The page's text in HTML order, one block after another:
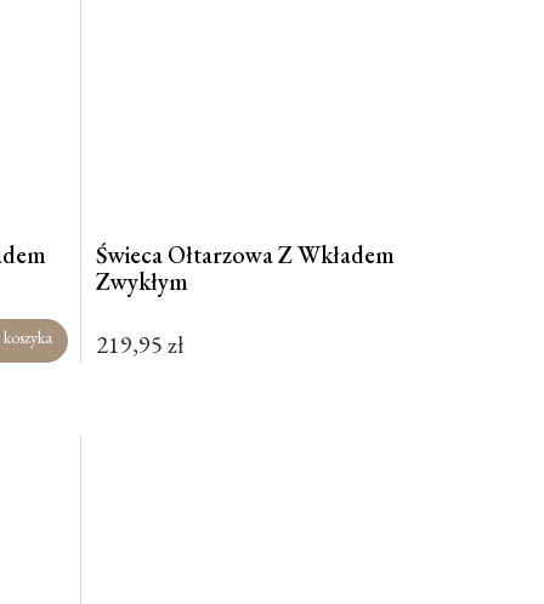
Świeca Ołtarzowa Z Wkładem
Zwykłym
219,95zł